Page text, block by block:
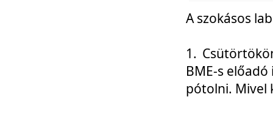
A szokásos
1.
BME-s
pótolni. Mivel